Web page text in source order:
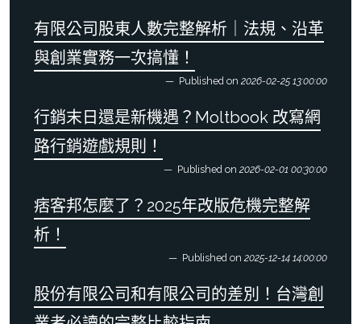
有限公司股東人數完整解析｜法規、沿革
與創業實務一次搞懂！
Published on 2026-02-25 13:00:00
行銷末日還是新機遇？Moltbook 改寫網
路行銷遊戲規則！
Published on 2026-02-01 00:30:00
痞客邦怎麼了？2025年改版危機完整解
析！
Published on 2025-12-14 14:00:00
股份有限公司和有限公司的差別！台灣創